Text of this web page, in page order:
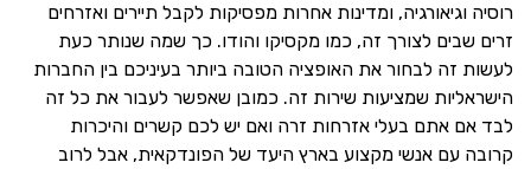
רוסיה וגיאורגיה, ומדינות אחרות מפסיקות לקבל תיירים ואזרחים
זרים שבים לצורך זה, כמו מקסיקו והודו. כך שמה שנותר כעת
לעשות זה לבחור את האופציה הטובה ביותר בעיניכם בין החברות
הישראליות שמציעות שירות זה. כמובן שאפשר לעבור את כל זה
לבד אם אתם בעלי אזרחות זרה ואם יש לכם קשרים והיכרות
קרובה עם אנשי מקצוע בארץ היעד של הפונדקאית, אבל לרוב